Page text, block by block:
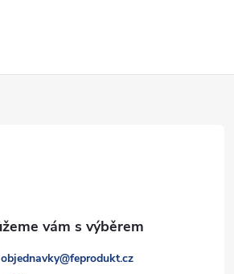
objednavky@feprodukt.cz